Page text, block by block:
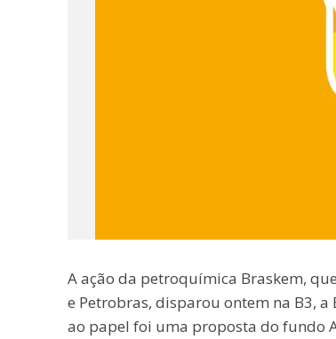
A ação da petroquímica Braskem,
e Petrobras, disparou ontem na B3,
ao papel foi uma proposta do fundo